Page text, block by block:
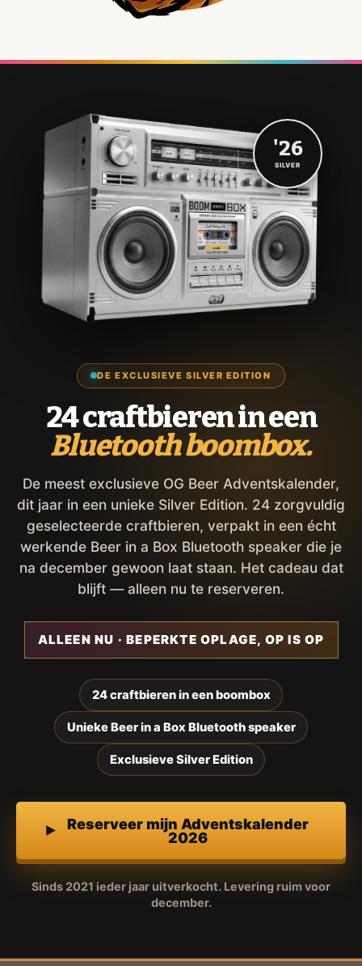
DE EXCLUSIEVE SILVER EDITION
24 craftbieren in een
Bluetooth boombox.
De meest exclusieve OG Beer Adventskalender,
dit jaar in een unieke Silver Edition. 24 zorgvuldig
geselecteerde craftbieren, verpakt in een écht
werkende Beer in a Box Bluetooth speaker die je
na december gewoon laat staan. Het cadeau dat
blijft — alleen nu te reserveren.
ALLEEN NU · BEPERKTE OPLAGE, OP IS OP
24 craftbieren in een boombox
Unieke Beer in a Box Bluetooth speaker
Exclusieve Silver Edition
Reserveer mijn Adventskalender
2026
Sinds 2021 ieder jaar uitverkocht. Levering ruim voor
december.
'26
SILVER